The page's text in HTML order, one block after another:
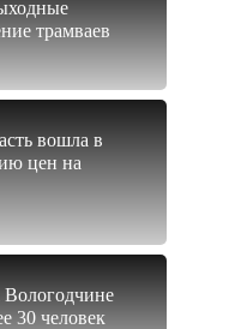
трамваев
вошла в
цен на
Вологодчине
30 человек